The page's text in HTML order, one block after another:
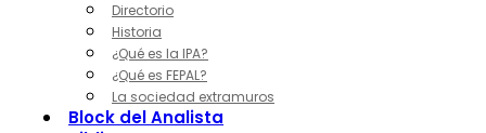
Directorio
Historia
¿Qué es la IPA?
¿Qué es FEPAL?
La sociedad extramuros
Block del Analista